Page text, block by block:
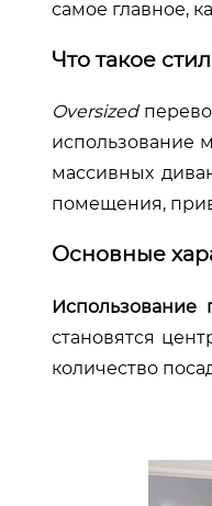
самое главное,
Что такое
Oversized
использование
массивных
помещения,
Основные
Использование
становятся
количество